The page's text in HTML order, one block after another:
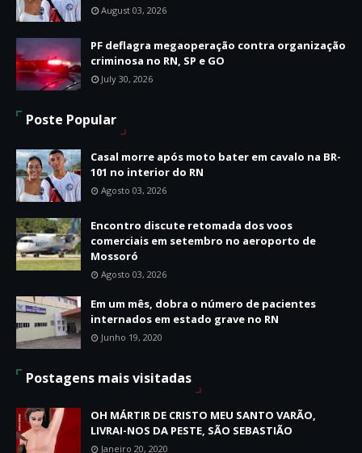
August 03, 2026
PF deflagra megaoperação contra organização
criminosa no RN, SP e GO
July 30, 2026
Poste Popular
Casal morre após moto bater em cavalo na BR-
101 no interior do RN
Agosto 03, 2026
Encontro discute retomada dos voos
comerciais em setembro no aeroporto de
Mossoró
Agosto 03, 2026
Em um mês, dobra o número de pacientes
internados em estado grave no RN
Junho 19, 2020
Postagens mais visitadas
OH MÁRTIR DE CRISTO MEU SANTO VARÃO,
LIVRAI-NOS DA PESTE, SÃO SEBASTIÃO
Janeiro 20, 2020